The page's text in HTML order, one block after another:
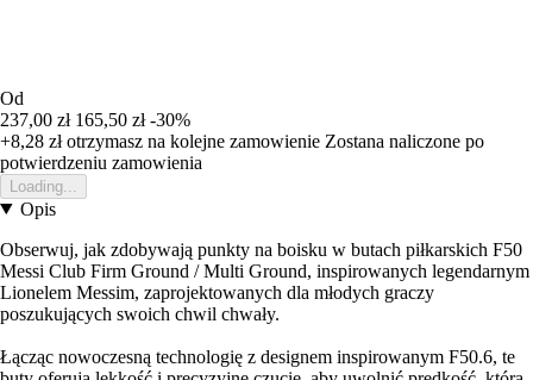
Od
237,00 zł 165,50 zł -30%
+8,28 złotrzymasz na kolejne zamowienie Zostana naliczone po
potwierdzeniu zamowienia
Loading...
Opis
Obserwuj, jak zdobywają punkty na boisku w butach piłkarskich F50
Messi Club Firm Ground / Multi Ground, inspirowanych legendarnym
Lionelem Messim, zaprojektowanych dla młodych graczy
poszukujących swoich chwil chwały.
Łącząc nowoczesną technologię z designem inspirowanym F50.6, te